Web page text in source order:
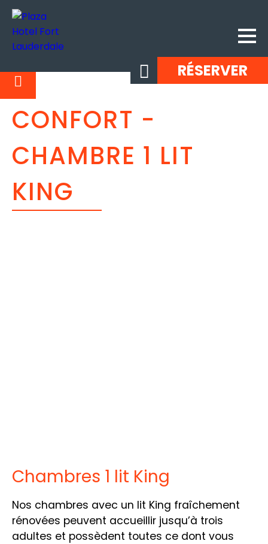
RÉSERVER
CONFORT -
CHAMBRE 1 LIT
KING
Chambres 1 lit King
Nos chambres avec un lit King fraîchement
rénovées peuvent accueillir jusqu’à trois
adultes et possèdent toutes ce dont vous